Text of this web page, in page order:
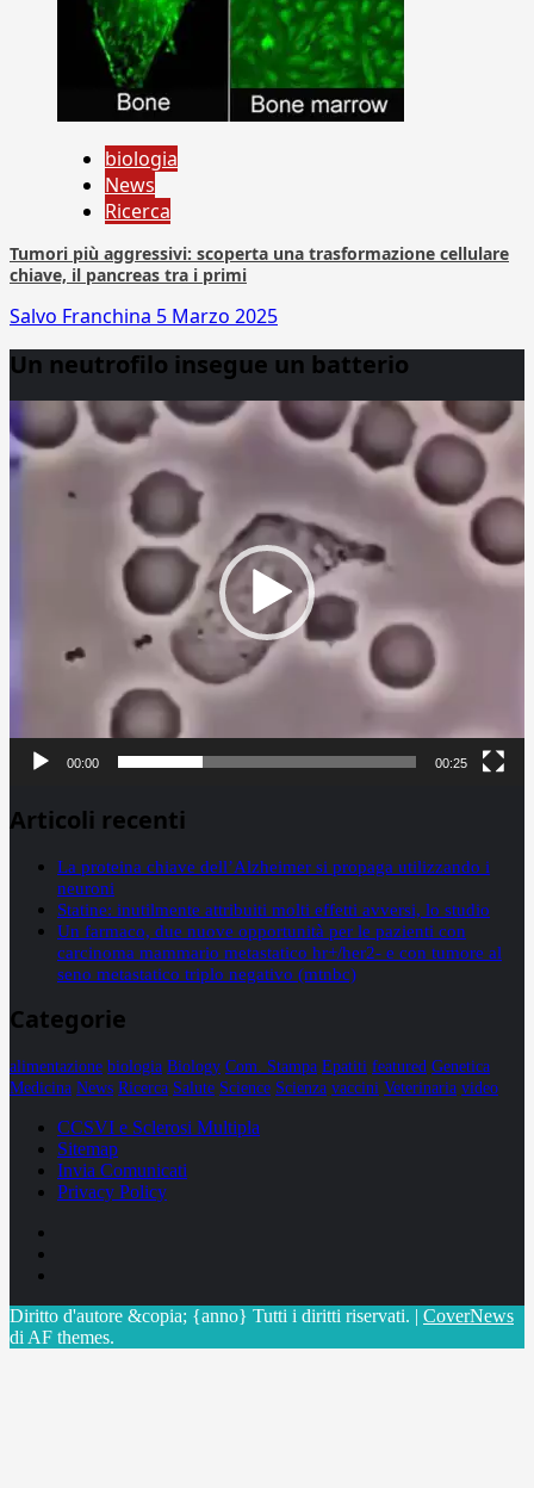
biologia
News
Ricerca
Tumori più aggressivi: scoperta una trasformazione cellulare
chiave, il pancreas tra i primi
Salvo Franchina 5 Marzo 2025
Un neutrofilo insegue un batterio
Player
00:00 00:25
Articoli recenti
La proteina chiave dell’Alzheimer si propaga utilizzando i
neuroni
Statine: inutilmente attribuiti molti effetti avversi, lo studio
Un farmaco, due nuove opportunità per le pazienti con
carcinoma mammario metastatico hr+/her2- e con tumore al
seno metastatico triplo negativo (mtnbc)
Categorie
alimentazione biologia Biology Com. Stampa Epatiti featured Genetica
Medicina News Ricerca Salute Science Scienza vaccini Veterinaria video
CCSVI e Sclerosi Multipla
Sitemap
Invia Comunicati
Privacy Policy
Diritto d'autore &copia; {anno} Tutti i diritti riservati. | CoverNews
di AF themes.